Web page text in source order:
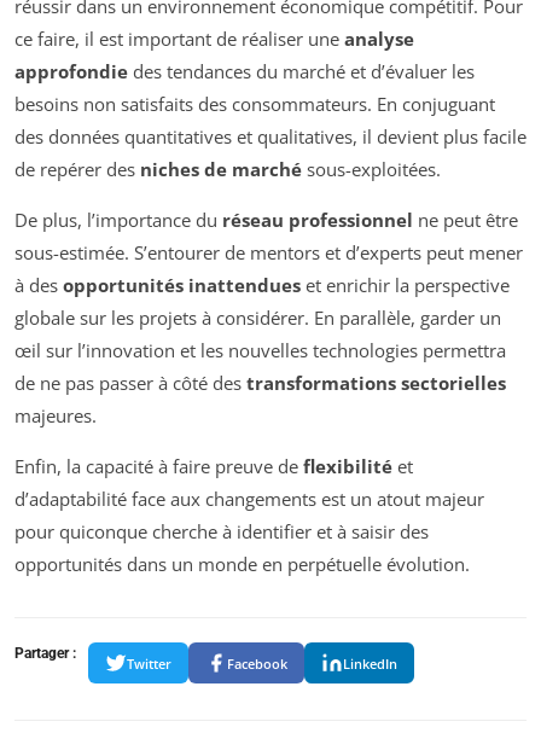
réussir dans un environnement économique compétitif. Pour
ce faire, il est important de réaliser une analyse
approfondie des tendances du marché et d’évaluer les
besoins non satisfaits des consommateurs. En conjuguant
des données quantitatives et qualitatives, il devient plus facile
de repérer des niches de marché sous-exploitées.
De plus, l’importance du réseau professionnel ne peut être
sous-estimée. S’entourer de mentors et d’experts peut mener
à des opportunités inattendues et enrichir la perspective
globale sur les projets à considérer. En parallèle, garder un
œil sur l’innovation et les nouvelles technologies permettra
de ne pas passer à côté des transformations sectorielles
majeures.
Enfin, la capacité à faire preuve de flexibilité et
d’adaptabilité face aux changements est un atout majeur
pour quiconque cherche à identifier et à saisir des
opportunités dans un monde en perpétuelle évolution.
Partager :
Twitter Facebook LinkedIn